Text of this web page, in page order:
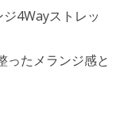
4Wayストレッ
ったメランジ感と